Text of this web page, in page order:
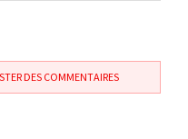
DES COMMENTAIRES